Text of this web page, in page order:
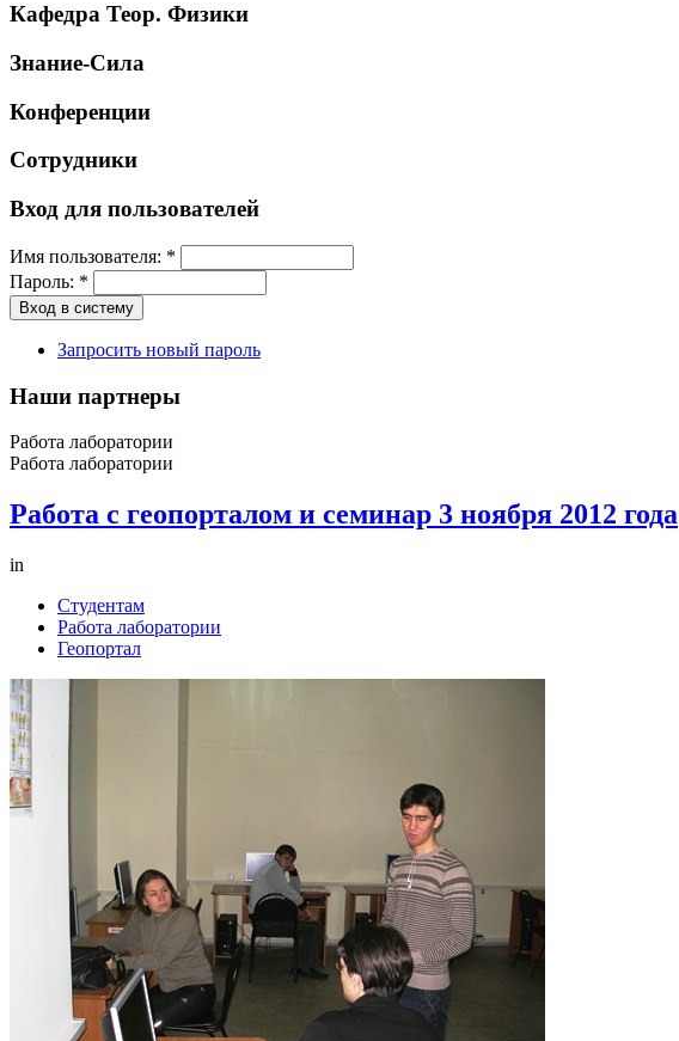
Кафедра Теор. Физики
Знание-Сила
Конференции
Сотрудники
Вход для пользователей
Имя пользователя: *
Пароль: *
Запросить новый пароль
Наши партнеры
Работа лаборатории
Работа лаборатории
Работа с геопорталом и семинар 3 ноября 2012 года
in
Студентам
Работа лаборатории
Геопортал